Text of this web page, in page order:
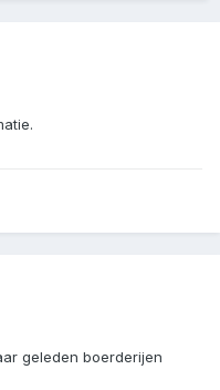
geleden boerderijen